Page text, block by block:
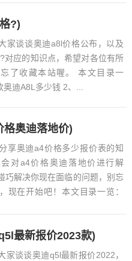
?)
家谈谈奥迪a8l价格公布，以及
对应的知识点，希望对各位有所
了收藏本站喔。 本文目录一
迪A8L多少钱 2、...
格奥迪落地价)
享奥迪a4价格多少报价表的知
对a4价格奥迪落地价进行解
巧解决你现在面临的问题，别忘
现在开始吧！本文目录一览：
最新报价2023款)
家谈谈奥迪q5l最新报价2022，